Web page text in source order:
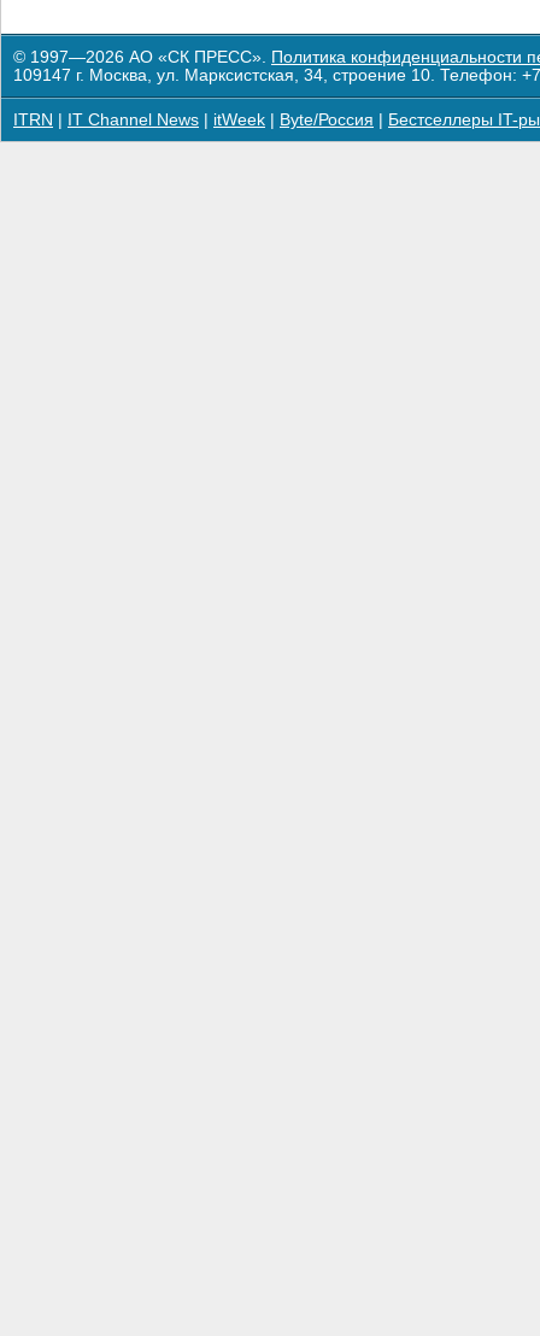
© 1997—2026 АО «СК ПРЕСС». Политика конфиденциальности
109147 г. Москва, ул. Марксистская, 34, строение 10. Телефон:
ITRN IT Channel News itWeek Byte/Россия Бестселлеры IT-